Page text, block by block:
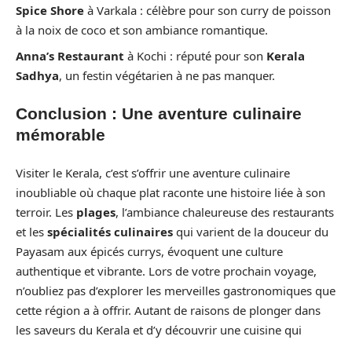
Spice Shore à Varkala : célèbre pour son curry de poisson
à la noix de coco et son ambiance romantique.
Anna’s Restaurant à Kochi : réputé pour son Kerala
Sadhya, un festin végétarien à ne pas manquer.
Conclusion : Une aventure culinaire
mémorable
Visiter le Kerala, c’est s’offrir une aventure culinaire
inoubliable où chaque plat raconte une histoire liée à son
terroir. Les plages, l’ambiance chaleureuse des restaurants
et les spécialités culinaires qui varient de la douceur du
Payasam aux épicés currys, évoquent une culture
authentique et vibrante. Lors de votre prochain voyage,
n’oubliez pas d’explorer les merveilles gastronomiques que
cette région a à offrir. Autant de raisons de plonger dans
les saveurs du Kerala et d’y découvrir une cuisine qui